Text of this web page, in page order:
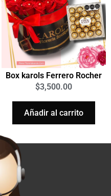
Box karols Ferrero Rocher
$3,500.00
Añadir al carrito